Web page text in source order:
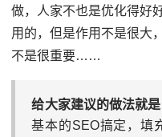
做，人家不也是优化得好
用的，但是作用不是很大
不是很重要……
给大家建议的做法就是
基本的SEO搞定，填